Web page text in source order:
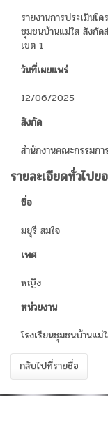
รายงานการประเมินโ
ชุมชนบ้านแม่ใส สังกัด
เขต 1
วันที่เผยแพร่
12/06/2025
สังกัด
สำนักงานคณะกรรมก
รายละเอียดทั่วไปข
ชื่อ
มยุรี สมใจ
เพศ
หญิง
หน่วยงาน
โรงเรียนชุมชนบ้านแม่
กลับไปที่รายชื่อ